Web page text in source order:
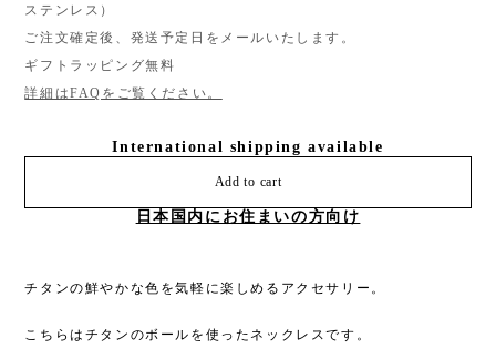
ステンレス）
ご注文確定後、発送予定日をメールいたします。
ギフトラッピング無料
詳細はFAQをご覧ください。
International shipping available
Add to cart
日本国内にお住まいの方向け
チタンの鮮やかな色を気軽に楽しめるアクセサリー。
こちらはチタンのボールを使ったネックレスです。